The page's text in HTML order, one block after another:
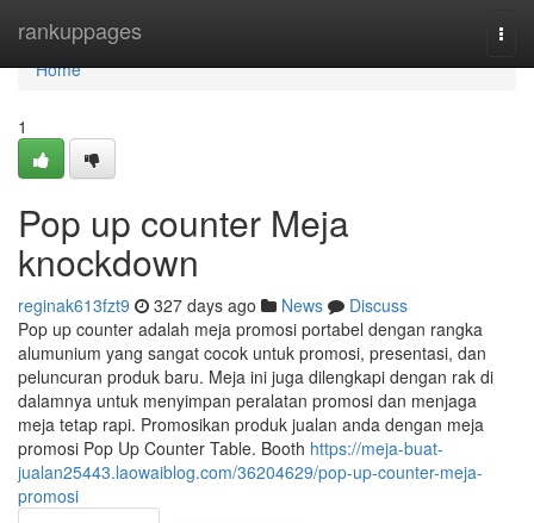
rankuppages
Home
Home
1
Pop up counter Meja
knockdown
reginak613fzt9 327 days ago News
Discuss
Pop up counter adalah meja promosi portabel dengan rangka
alumunium yang sangat cocok untuk promosi, presentasi, dan
peluncuran produk baru. Meja ini juga dilengkapi dengan rak di
dalamnya untuk menyimpan peralatan promosi dan menjaga
meja tetap rapi. Promosikan produk jualan anda dengan meja
promosi Pop Up Counter Table. Booth https://meja-buat-
jualan25443.laowaiblog.com/36204629/pop-up-counter-meja-
promosi